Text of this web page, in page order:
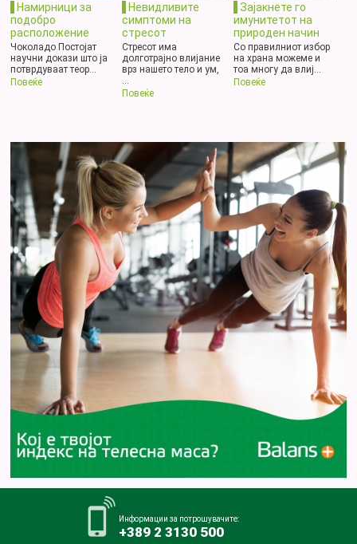
Намирници за
подобро
расположение
Чоколадо Постојат
научни докази што ја
потврдуваат теор...
Повеќе
Невидливите
симптоми на
стресот
Стресот има
долготрајно влијание
врз нашето тело и ум,
Повеќе
Зајакнете го
имунитетот на
природен начин
Со правилниот избор
на храна можеме и
тоа многу да влиј...
Повеќе
Информации за потрошувачите:
+389 2 3130 500